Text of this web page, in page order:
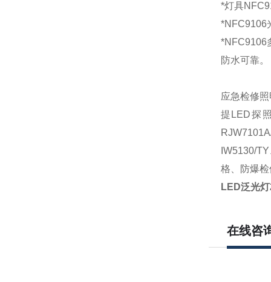
*灯具
*NFC9106
*NFC9106
防水可靠。
应急检修
提 LED探
IW5130/
格、防爆
LED泛光
在线咨